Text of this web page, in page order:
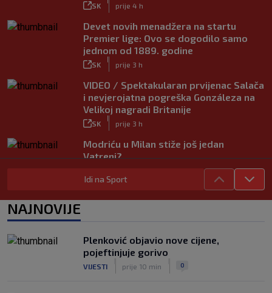
SK prije 4 h
Devet novih menadžera na startu
Premier lige: Ovo se dogodilo samo
jednom od 1889. godine
SK prije 3 h
VIDEO / Spektakularan prvijenac Salača
i nevjerojatna pogreška Gonzáleza na
Velikoj nagradi Britanije
SK prije 3 h
Modriću u Milan stiže još jedan
Vatreni?
Rijeka dovela napadača iz Bundeslige!
|
Pirlom: ‘Povjerenje više ne postoji’
SK prije 5 h
Idi na Sport
NAJNOVIJE
Plenković objavio nove cijene,
pojeftinjuje gorivo
VIJESTI prije 10 min 0